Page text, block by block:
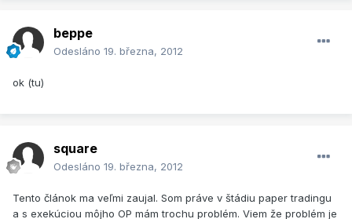
beppe
Odesláno 19. března, 2012
ok (tu)
square
Odesláno 19. března, 2012
Tento článok ma veľmi zaujal. Som práve v štádiu paper tradingu
a s exekúciou môjho OP mám trochu problém. Viem že problém je